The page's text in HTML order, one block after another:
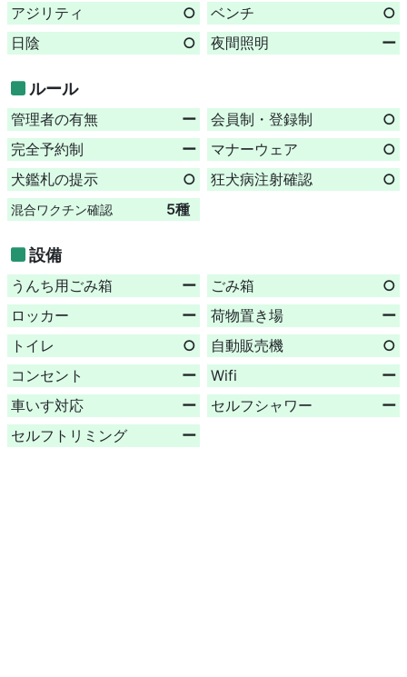
アジリティ
○ ベンチ
○
日陰
○ 夜間照明 ー
ルール
管理者の有無 ー 会員制・登録制
○
完全予約制
ー マナーウェア
○
犬鑑札の提示
○ 狂犬病注射確認 ○
混合ワクチン確認 5種
設備
うんち用ごみ箱 ー ごみ箱
○
ロッカー
ー 荷物置き場
ー
トイレ
○ 自動販売機
○
コンセント
ー Wifi
ー
車いす対応
ー セルフシャワー
ー
セルフトリミング
ー